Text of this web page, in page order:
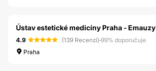
Ústav estetické medicíny Praha - Emauzy
4.9 (139 Recenzí)·99% doporučuje
Praha